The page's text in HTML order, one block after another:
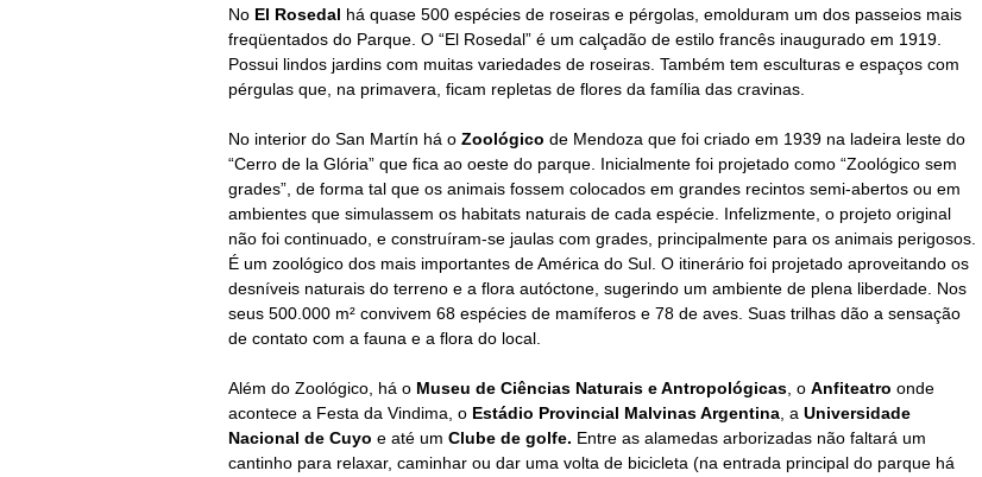
No El Rosedal há quase 500 espécies de roseiras e pérgolas, emolduram um dos passeios mais
freqüentados do Parque. O “El Rosedal” é um calçadão de estilo francês inaugurado em 1919.
Possui lindos jardins com muitas variedades de roseiras. Também tem esculturas e espaços com
pérgulas que, na primavera, ficam repletas de flores da família das cravinas.
No interior do San Martín há o Zoológico de Mendoza que foi criado em 1939 na ladeira leste do
“Cerro de la Glória” que fica ao oeste do parque. Inicialmente foi projetado como “Zoológico sem
grades”, de forma tal que os animais fossem colocados em grandes recintos semi-abertos ou em
ambientes que simulassem os habitats naturais de cada espécie. Infelizmente, o projeto original
não foi continuado, e construíram-se jaulas com grades, principalmente para os animais perigosos.
É um zoológico dos mais importantes de América do Sul. O itinerário foi projetado aproveitando os
desníveis naturais do terreno e a flora autóctone, sugerindo um ambiente de plena liberdade. Nos
seus 500.000 m² convivem 68 espécies de mamíferos e 78 de aves. Suas trilhas dão a sensação
de contato com a fauna e a flora do local.
Além do Zoológico, há o Museu de Ciências Naturais e Antropológicas , o Anfiteatro onde
acontece a Festa da Vindima, o Estádio Provincial Malvinas Argentina , a Universidade
Nacional de Cuyo e até um Clube de golfe. Entre as alamedas arborizadas não faltará um
cantinho para relaxar, caminhar ou dar uma volta de bicicleta (na entrada principal do parque há